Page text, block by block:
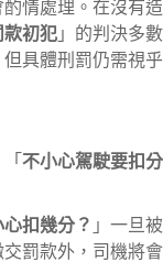
酌情處理。在沒有造
款初犯 」的判決多數
具體刑罰仍需視乎
不小心駕駛要扣分
心扣幾分？ 」一旦被
罰款外，司機將會